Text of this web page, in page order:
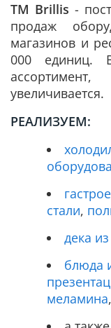
ТМ Brillis -
продаж
магазинов и
000 единиц.
увеличивается.
РЕАЛИЗУЕМ:
стали,
дека
блюда
меламина,